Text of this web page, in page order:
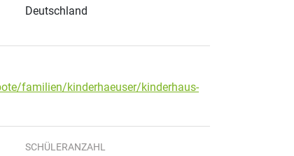
Deutschland
familien/kinderhaeuser/kinderhaus-
SCHÜLERANZAHL